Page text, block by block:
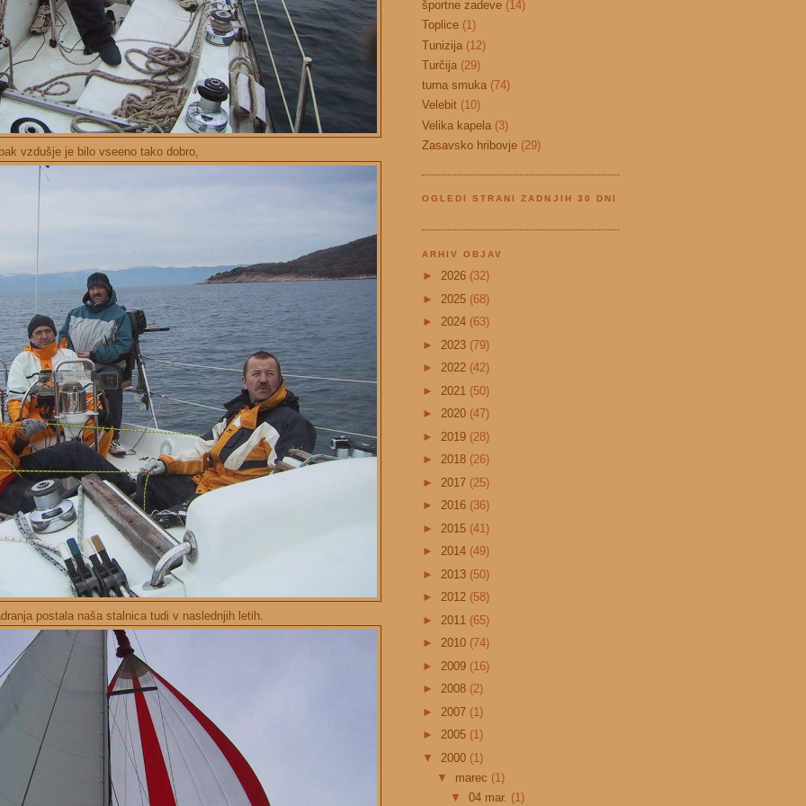
vzdušje je bilo vseeno tako dobro,
postala naša stalnica tudi v naslednjih letih.
športne zadeve (14)
Toplice (1)
Tunizija (12)
Turčija (29)
turna smuka (74)
Velebit (10)
Velika kapela (3)
Zasavsko hribovje (29)
OGLEDI STRANI ZADNJIH 30 DNI
ARHIV OBJAV
► 2026 (32)
► 2025 (68)
► 2024 (63)
► 2023 (79)
► 2022 (42)
► 2021 (50)
► 2020 (47)
► 2019 (28)
► 2018 (26)
► 2017 (25)
► 2016 (36)
► 2015 (41)
► 2014 (49)
► 2013 (50)
► 2012 (58)
► 2011 (65)
► 2010 (74)
► 2009 (16)
► 2008 (2)
► 2007 (1)
► 2005 (1)
▼ 2000 (1)
▼ marec (1)
▼04 mar. (1)